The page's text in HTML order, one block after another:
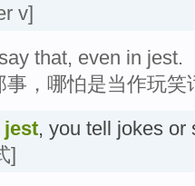
v]
that, even in jest.
事，哪怕是当作玩笑
jest, you tell jokes or
]